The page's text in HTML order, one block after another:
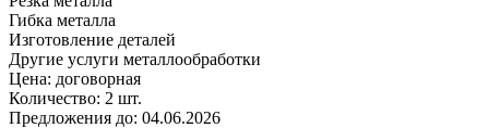
Гибка металла
Изготовление деталей
Другие услуги металлообработки
Цена: договорная
Количество: 2 шт.
Предложения до: 04.06.2026